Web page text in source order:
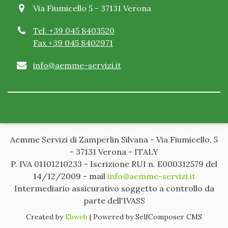
C. "Modalità di uso dei dati personali"
I dati sono trattati dalla nostra Società - titolare del
selezione, estrazione, raffronto, utilizzo,
interconnessione, blocco, comunicazione,
cancellazione, distruzione di dati; è invece esclusa
l'operazione di diffusione di dati. Procedure, anche
informatiche e telematiche, sono strettamente
necessarie per fornirLe i servizi e/o prodotti
assicurativi richiesti o in suo favore previsti, ovvero,
qualora vi abbia acconsentito, per ricerche di
mercato, indagini statistiche e attività promozionali.
Via Fiumicello 5 - 37131 Verona
Tel. +39 045 8403520
Fax +39 045 8402971
info@aemme-servizi.it
Aemme Servizi di Zamperlin Silvana - Via Fiumicello, 5
- 37131 Verona - ITALY
P. IVA 01101210233 - Iscrizione RUI n. E000312579 del
14/12/2009 - mail info@aemme-servizi.it
Intermediario assicurativo soggetto a controllo da
parte dell'IVASS
Created byEbweb | Powered by SelfComposer CMS